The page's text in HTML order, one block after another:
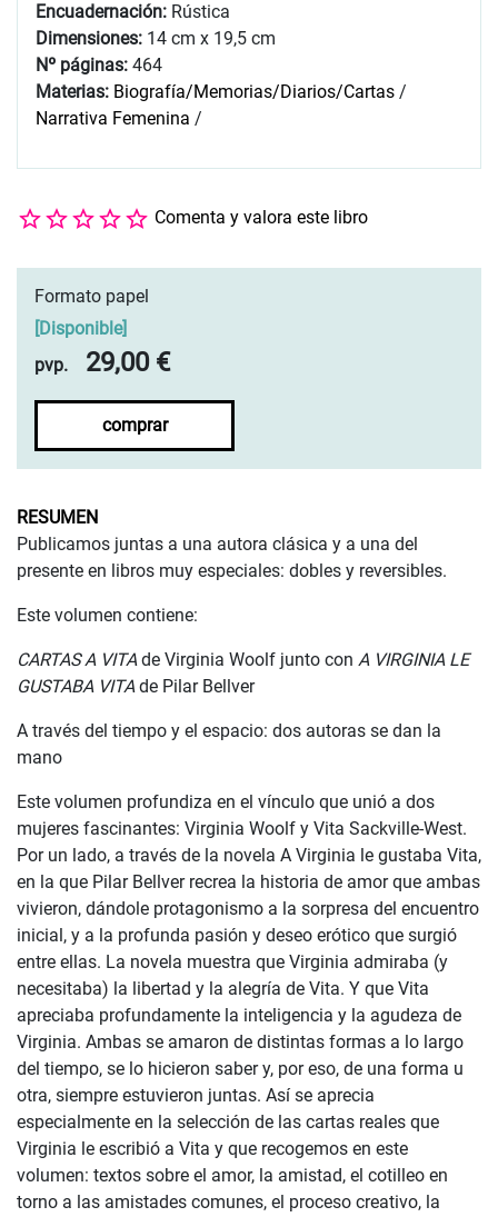
Encuadernación: Rústica
Dimensiones: 14 cm x 19,5 cm
Nº páginas: 464
Materias: Biografía/Memorias/Diarios/Cartas /
Narrativa Femenina /
Comenta y valora este libro
Formato papel
[Disponible]
pvp.
29,00 €
comprar
RESUMEN
Publicamos juntas a una autora clásica y a una del
presente en libros muy especiales: dobles y reversibles.
Este volumen contiene:
CARTAS A VITAde Virginia Woolf junto con A VIRGINIA LE
GUSTABA VITAde Pilar Bellver
A través del tiempo y el espacio: dos autoras se dan la
mano
Este volumen profundiza en el vínculo que unió a dos
mujeres fascinantes: Virginia Woolf y Vita Sackville-West.
Por un lado, a través de la novela A Virginia le gustaba Vita,
en la que Pilar Bellver recrea la historia de amor que ambas
vivieron, dándole protagonismo a la sorpresa del encuentro
inicial, y a la profunda pasión y deseo erótico que surgió
entre ellas. La novela muestra que Virginia admiraba (y
necesitaba) la libertad y la alegría de Vita. Y que Vita
apreciaba profundamente la inteligencia y la agudeza de
Virginia. Ambas se amaron de distintas formas a lo largo
del tiempo, se lo hicieron saber y, por eso, de una forma u
otra, siempre estuvieron juntas. Así se aprecia
especialmente en la selección de las cartas reales que
Virginia le escribió a Vita y que recogemos en este
volumen: textos sobre el amor, la amistad, el cotilleo en
torno a las amistades comunes, el proceso creativo, la